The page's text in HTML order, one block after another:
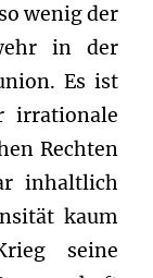
wenig der
in der
Es ist
irrationale
Rechten
inhaltlich
kaum
seine